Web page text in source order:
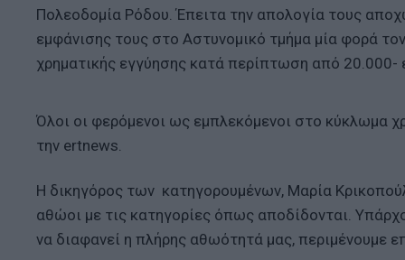
Πολεοδομία Ρόδου. Έπειτα την απολογία τους
εμφάνισης τους στο Αστυνομικό τμήμα μία φορά
χρηματικής εγγύησης κατά περίπτωση από
Όλοι οι φερόμενοι ως εμπλεκόμενοι στο κύκλωμα
την ertnews.
Η δικηγόρος των κατηγορουμένων, Μαρία
αθώοι με τις κατηγορίες όπως αποδίδονται.
να διαφανεί η πλήρης αθωότητά μας, περιμένουμε